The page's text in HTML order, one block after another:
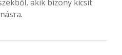
akik bizony kicsit